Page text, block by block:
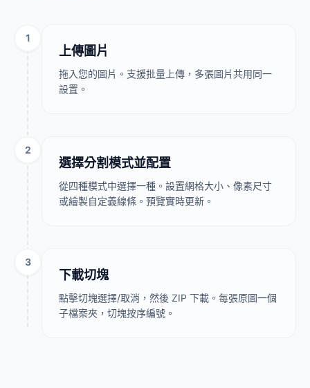
1
上傳圖片
拖入您的圖片。支援批量上傳，多張圖片共用同一
設置。
2
選擇分割模式並配置
從四種模式中選擇一種。設置網格大小、像素尺寸
或繪製自定義線條。預覽實時更新。
3
下載切塊
點擊切塊選擇/取消，然後 ZIP 下載。每張原圖一個
子檔案夾，切塊按序編號。